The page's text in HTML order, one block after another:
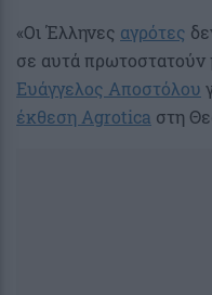
«Οι Έλληνες αγρότες
σε αυτά
Ευάγγελος Αποστόλου
έκθεση Agrotica στη